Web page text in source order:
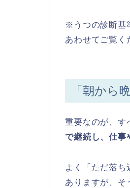
※うつの診断基
あわせてご覧く
「朝から
重要なのが、す
で継続し、仕事
よく「ただ落
ありますが、そ